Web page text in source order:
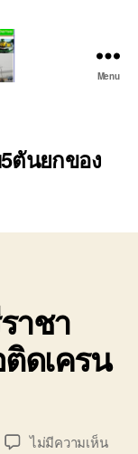
Menu
ตันยกของ
าชา
ดเครน
ไม่มีความเห็นบน